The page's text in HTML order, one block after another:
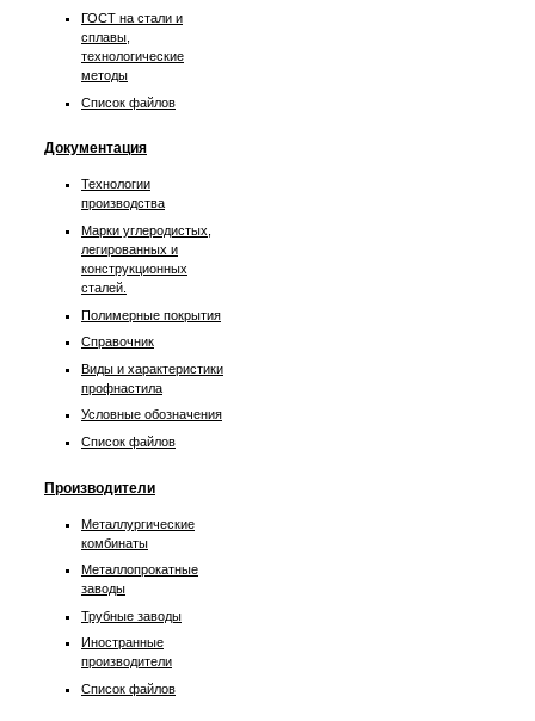
ГОСТ на стали и
сплавы,
технологические
методы
Список файлов
Документация
Технологии
производства
Марки углеродистых,
легированных и
конструкционных
сталей.
Полимерные покрытия
Справочник
Виды и характеристики
профнастила
Условные обозначения
Список файлов
Производители
Металлургические
комбинаты
Металлопрокатные
заводы
Трубные заводы
Иностранные
производители
Список файлов